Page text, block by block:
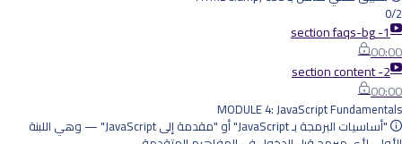
0/2
1- section faqs-bg
00:00
2- section content
00:00
MODULE 4: JavaScript Fundamentals
"أساسيات البرمجة بـ JavaScript" أو "مقدمة إلى JavaScript" — وهي اللبنة